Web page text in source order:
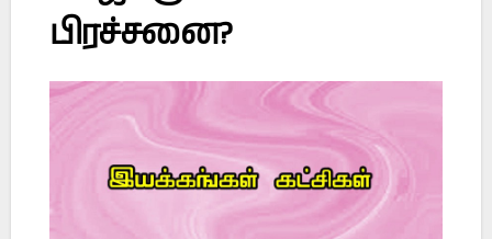
பிரச்சனை?